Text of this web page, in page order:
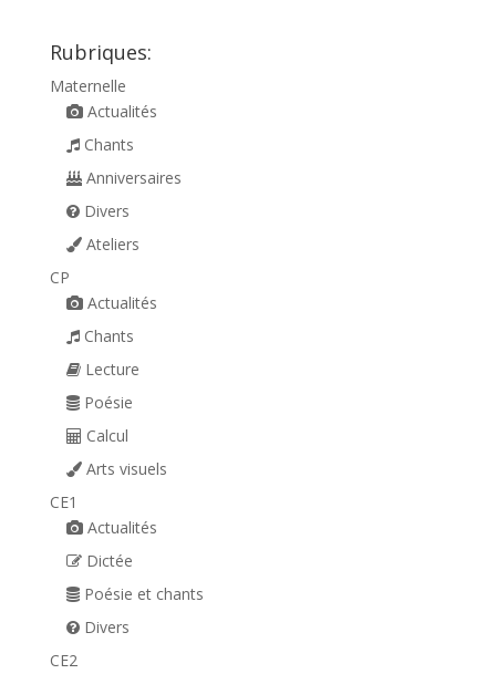
Rubriques:
Maternelle
Actualités
Chants
Anniversaires
Divers
Ateliers
CP
Actualités
Chants
Lecture
Poésie
Calcul
Arts visuels
CE1
Actualités
Dictée
Poésie et chants
Divers
CE2